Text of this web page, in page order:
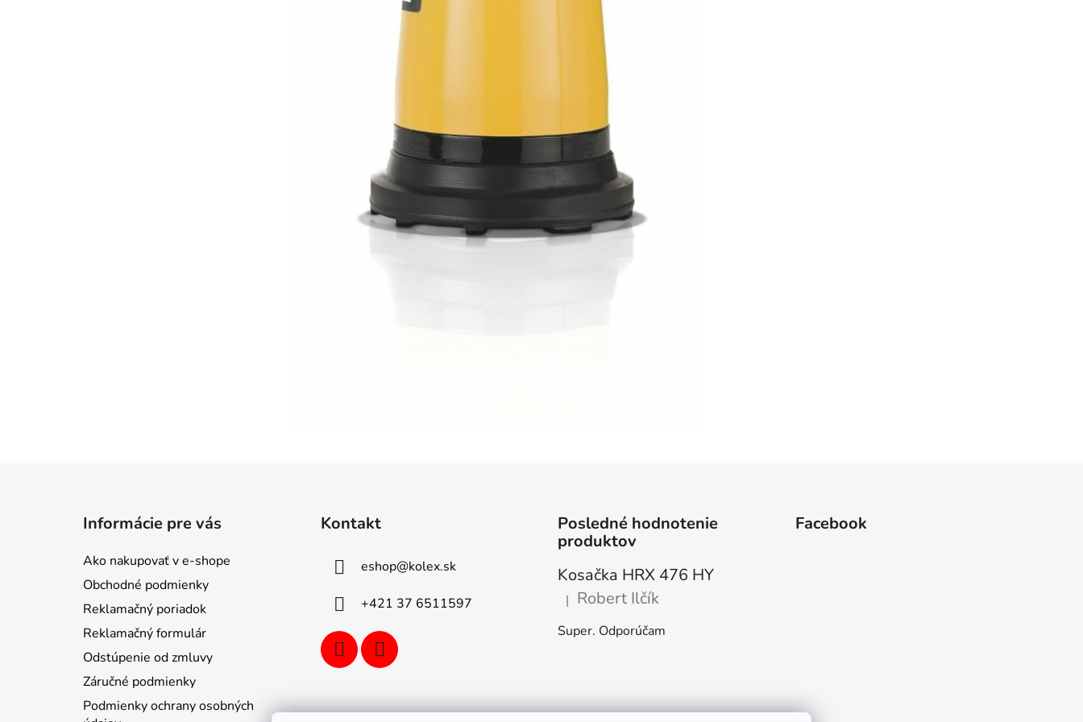
Informácie pre vás
Ako nakupovať v e-shope
Obchodné podmienky
Reklamačný poriadok
Reklamačný formulár
Odstúpenie od zmluvy
Záručné podmienky
Podmienky ochrany osobných
Kontakt
eshop@kolex.sk
+421 37 6511597
Posledné hodnotenie
produktov
Kosačka HRX 476 HY
Hodnotenie produktu je 5 z 5 hviezdičiek.
| Robert Ilčík
Super. Odporúčam
Facebook